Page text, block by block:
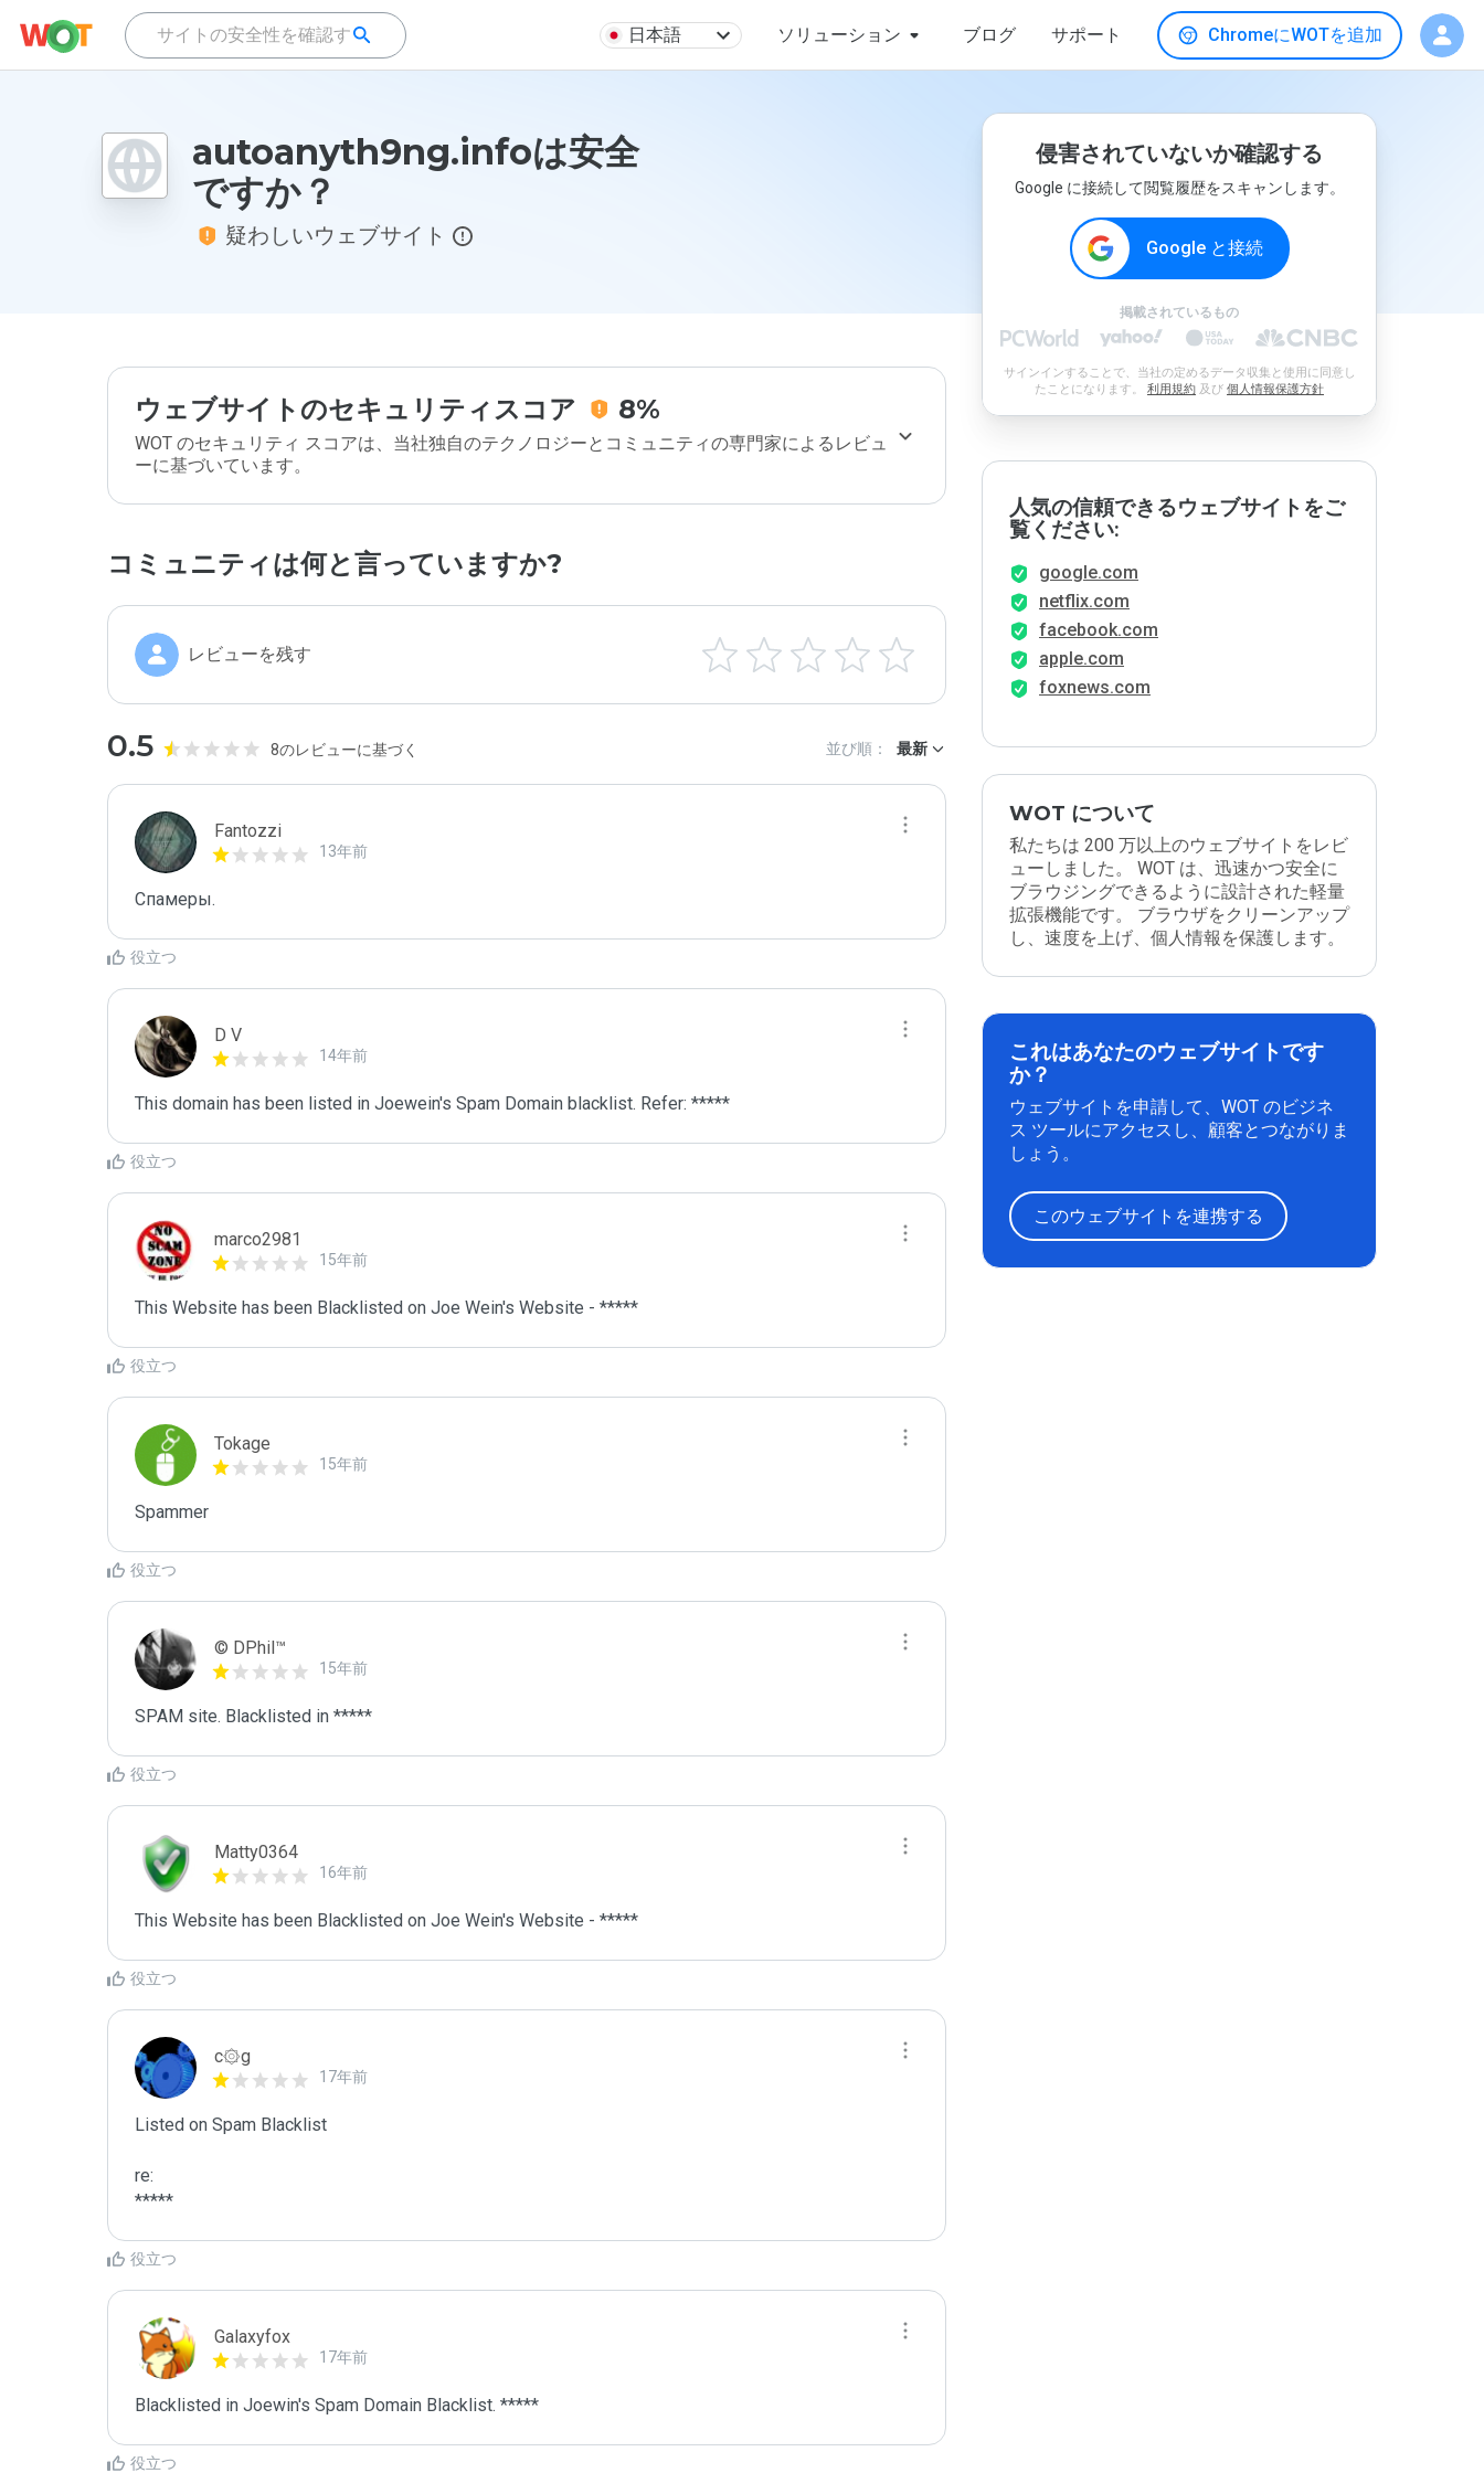
日本語 ソリューション ブログ サポート ChromeにWOTを追加
autoanyth9ng.infoは安全
ですか？
疑わしいウェブサイト
ウェブサイトのセキュリティスコア 8%
WOT のセキュリティ スコアは、当社独自のテクノロジーとコミュニティの専門家によるレビュ
ーに基づいています。
コミュニティは何と言っていますか?
レビューを残す
0.5 8のレビューに基づく 並び順： 最新
Fantozzi
13年前
Спамеры.
役立つ
D V
14年前
This domain has been listed in Joewein's Spam Domain blacklist. Refer: *****
役立つ
marco2981
15年前
This Website has been Blacklisted on Joe Wein's Website - *****
役立つ
Tokage
15年前
Spammer
役立つ
© DPhil™
15年前
SPAM site. Blacklisted in *****
役立つ
Matty0364
16年前
This Website has been Blacklisted on Joe Wein's Website - *****
役立つ
c۞g
17年前
Listed on Spam Blacklist
re:
*****
役立つ
Galaxyfox
17年前
Blacklisted in Joewin's Spam Domain Blacklist. *****
役立つ
侵害されていないか確認する
Google に接続して閲覧履歴をスキャンします。
Google と接続
掲載されているもの
サインインすることで、当社の定めるデータ収集と使用に同意し
たことになります。 利用規約 及び 個人情報保護方針
人気の信頼できるウェブサイトをご
覧ください:
google.com
netflix.com
facebook.com
apple.com
foxnews.com
WOT について
私たちは 200 万以上のウェブサイトをレビ
ューしました。 WOT は、迅速かつ安全に
ブラウジングできるように設計された軽量
拡張機能です。 ブラウザをクリーンアップ
し、速度を上げ、個人情報を保護します。
これはあなたのウェブサイトです
か？
ウェブサイトを申請して、WOT のビジネ
ス ツールにアクセスし、顧客とつながりま
しょう。
このウェブサイトを連携する